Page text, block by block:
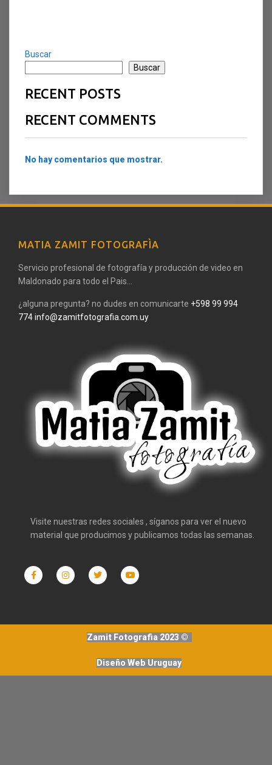
Buscar
Buscar
RECENT POSTS
RECENT COMMENTS
No hay comentarios que mostrar.
MATIA ZAMIT FOTOGRAFÌA
Servicio profesional de fotografía y producción de video en
Maldonado para todo el Pais...
¿alguna pregunta? no dudes en comunicarte +598 99 994
774info@zamitfotografia.com.uy
Visite nuestras redes sociales , síganos para ver el nuevo
material que producimos y publicamos todas las semanas.
Zamit Fotografia 2023 ©
Diseño Web Uruguay